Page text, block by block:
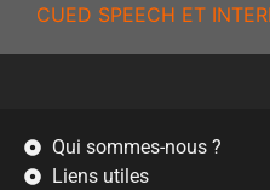
CUED SPEECH ET
Qui sommes-nous ?
Liens utiles